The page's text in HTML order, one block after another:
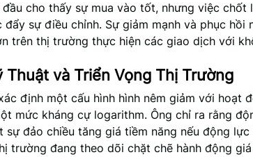
cho thấy sự mua vào tốt, nhưng việc chốt
đẩy sự điều chỉnh. Sự giảm mạnh và phục hồi
trên thị trường thực hiện các giao dịch với
Thuật và Triển Vọng Thị Trường
định một cấu hình hình nêm giảm với hoạt
mức kháng cự logarithm. Ông chỉ ra rằng
sự đảo chiều tăng giá tiềm năng nếu động
trường đang theo dõi chặt chẽ hành động